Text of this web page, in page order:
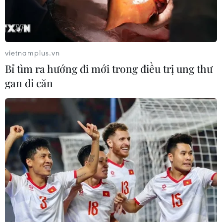
Nghệ thuật Xòe Thái: Từ thực hành
di sản đến phát triển du lịch bền
vững
05/08/2026 07:40
minh được sức sống của di sản trong
cộng đồng
05/08/2026 07:12
"Lễ mừng cơm mới" và chuỗi hoạt
động du lịch "Sắc vàng Di sản" 2026
tại Lào Cai
04/08/2026 14:56
vietnamplus.vn
Bỉ tìm ra hướng đi mới trong điều trị ung thư
gan di căn